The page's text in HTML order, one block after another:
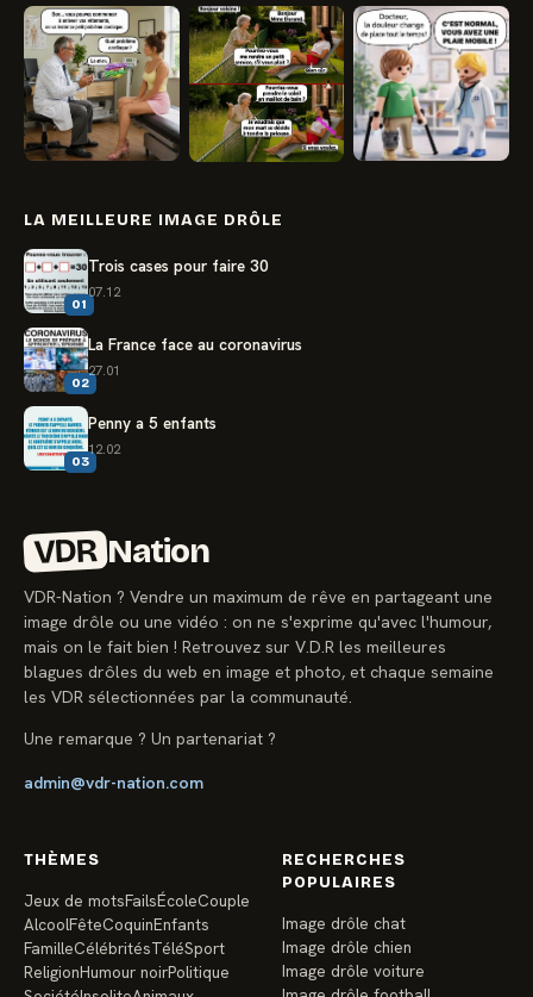
LA MEILLEURE IMAGE DRÔLE
01
Trois cases pour faire 30
07.12
02
La France face au coronavirus
27.01
03
Penny a 5 enfants
12.02
VDR Nation
VDR-Nation ? Vendre un maximum de rêve en partageant une
image drôle ou une vidéo : on ne s'exprime qu'avec l'humour,
mais on le fait bien ! Retrouvez sur V.D.R les meilleures
blagues drôles du web en image et photo, et chaque semaine
les VDR sélectionnées par la communauté.
Une remarque ? Un partenariat ?
admin@vdr-nation.com
THÈMES
Jeux de motsFailsÉcoleCouple
AlcoolFêteCoquinEnfants
FamilleCélébritésTéléSport
ReligionHumour noirPolitique
RECHERCHES
POPULAIRES
Image drôle chat
Image drôle chien
Image drôle voiture